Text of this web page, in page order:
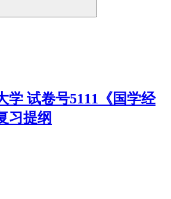
学 试卷号5111《国学经
习提纲